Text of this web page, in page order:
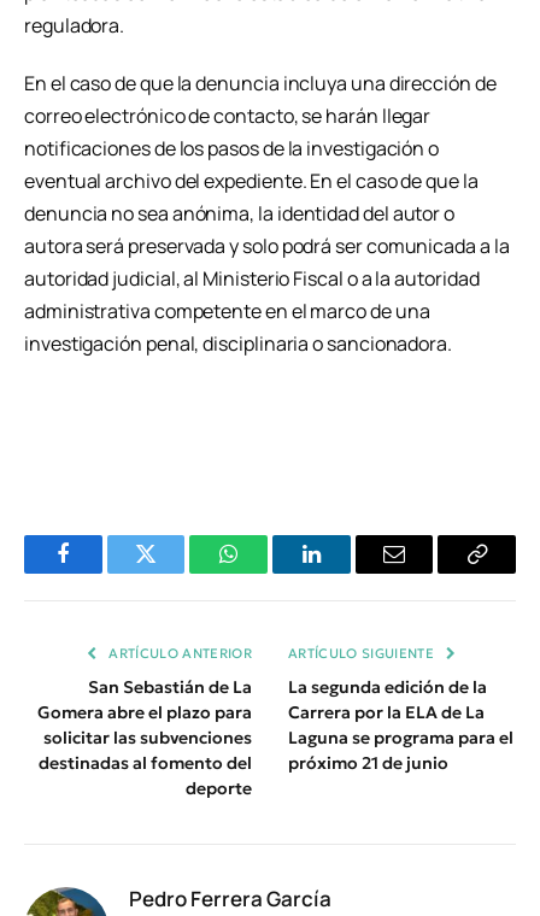
reguladora.
En el caso de que la denuncia incluya una dirección de
correo electrónico de contacto, se harán llegar
notificaciones de los pasos de la investigación o
eventual archivo del expediente. En el caso de que la
denuncia no sea anónima, la identidad del autor o
autora será preservada y solo podrá ser comunicada a la
autoridad judicial, al Ministerio Fiscal o a la autoridad
administrativa competente en el marco de una
investigación penal, disciplinaria o sancionadora.
FacebookTwitter WhatsAppLinkedInEmail
Copiar
ARTÍCULO ANTERIOR
San Sebastián de La
Gomera abre el plazo para
solicitar las subvenciones
destinadas al fomento del
deporte
ARTÍCULO SIGUIENTE
La segunda edición de la
Carrera por la ELA de La
Laguna se programa para el
próximo 21 de junio
Pedro Ferrera García